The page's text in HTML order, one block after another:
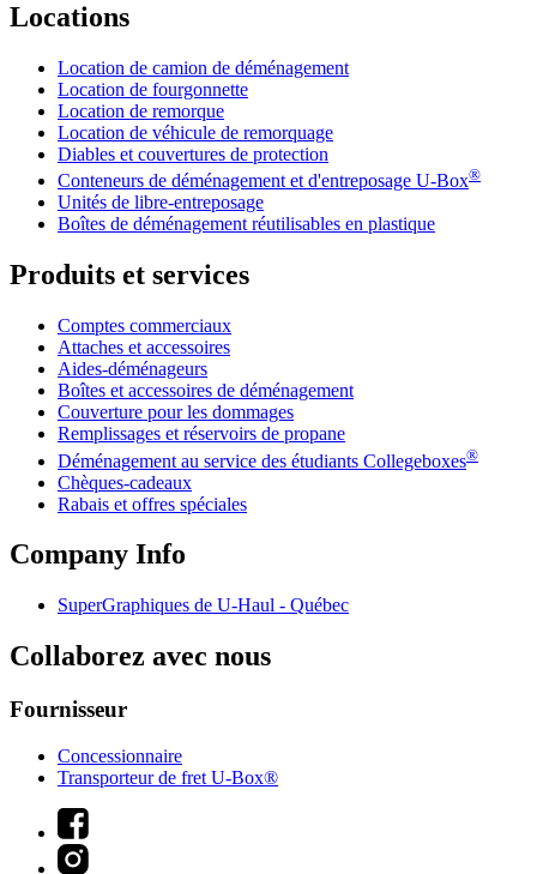
Locations
Location de camion de déménagement
Location de fourgonnette
Location de remorque
Location de véhicule de remorquage
Diables et couvertures de protection
Conteneurs de déménagement et d'entreposage U-Box®
Unités de libre-entreposage
Boîtes de déménagement réutilisables en plastique
Produits et services
Comptes commerciaux
Attaches et accessoires
Aides-déménageurs
Boîtes et accessoires de déménagement
Couverture pour les dommages
Remplissages et réservoirs de propane
Déménagement au service des étudiants Collegeboxes®
Chèques-cadeaux
Rabais et offres spéciales
Company Info
SuperGraphiques de U-Haul - Québec
Collaborez avec nous
Fournisseur
Concessionnaire
Transporteur de fret U-Box®